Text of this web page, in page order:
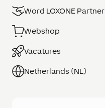
Word LOXONE Partner
Webshop
Vacatures
Netherlands (NL)